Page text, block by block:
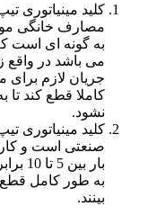
مصارف خانگی
به گونه ای است
جریان لازم برای
کاملا قطع کند تا
نشود.
صنعتی است و
بار
به طور کامل
بینند.